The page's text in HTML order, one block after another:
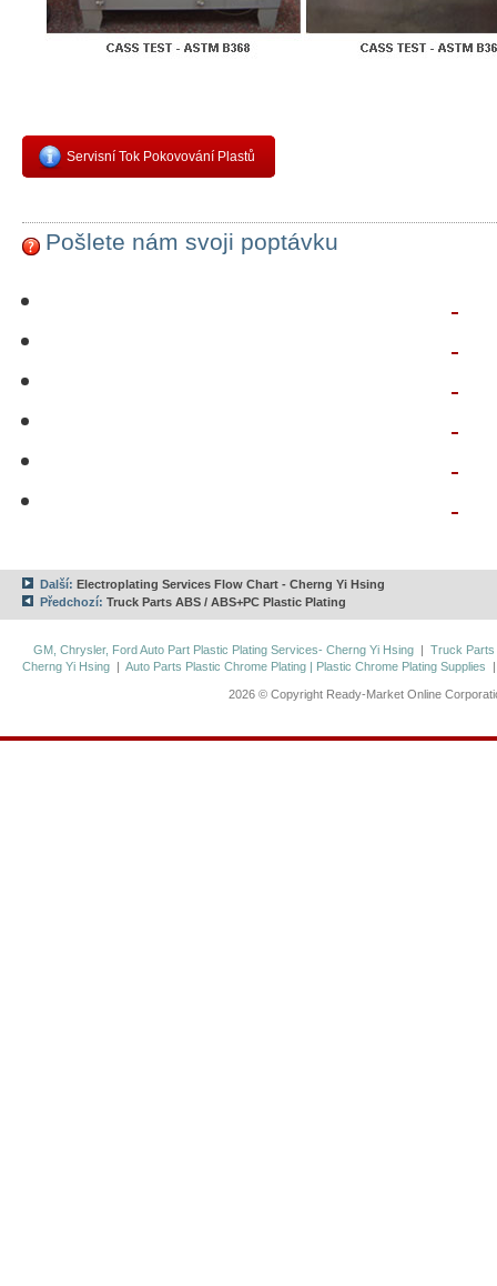
Servisní Tok Pokovování Plastů
Pošlete nám svoji poptávku
Další: Electroplating Services Flow Chart - Cherng Yi Hsing
Předchozí: Truck Parts ABS / ABS+PC Plastic Plating
GM, Chrysler, Ford Auto Part Plastic Plating Services- Cherng Yi Hsing | Truck Parts
Cherng Yi Hsing |Auto Parts Plastic Chrome Plating | Plastic Chrome Plating Supplies
2026 © Copyright Ready-Market Online